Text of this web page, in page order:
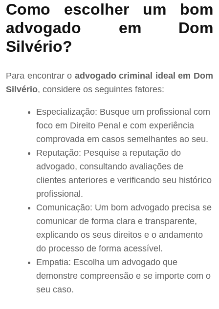
Como escolher um bom
advogado em Dom
Silvério?
Para encontrar o advogado criminal ideal em Dom
Silvério, considere os seguintes fatores:
Especialização: Busque um profissional com
foco em Direito Penal e com experiência
comprovada em casos semelhantes ao seu.
Reputação: Pesquise a reputação do
advogado, consultando avaliações de
clientes anteriores e verificando seu histórico
profissional.
Comunicação: Um bom advogado precisa se
comunicar de forma clara e transparente,
explicando os seus direitos e o andamento
do processo de forma acessível.
Empatia: Escolha um advogado que
demonstre compreensão e se importe com o
seu caso.